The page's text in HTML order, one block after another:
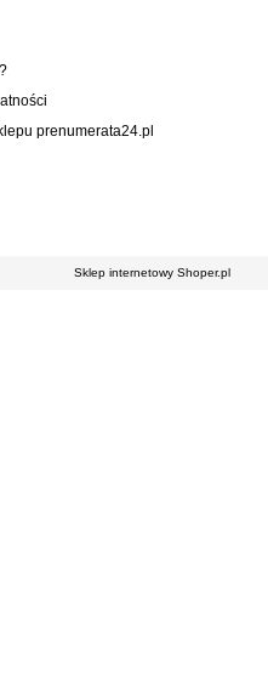
prenumerata24.pl
Sklep internetowy Shoper.pl